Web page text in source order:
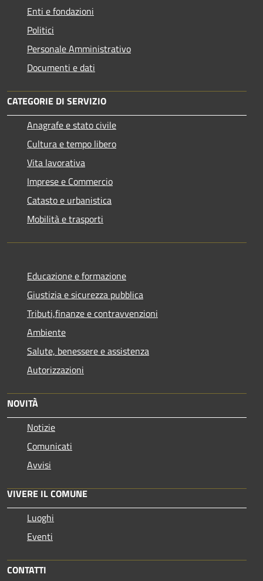
Enti e fondazioni
Politici
Personale Amministrativo
Documenti e dati
CATEGORIE DI SERVIZIO
Anagrafe e stato civile
Cultura e tempo libero
Vita lavorativa
Imprese e Commercio
Catasto e urbanistica
Mobilità e trasporti
Educazione e formazione
Giustizia e sicurezza pubblica
Tributi,finanze e contravvenzioni
Ambiente
Salute, benessere e assistenza
Autorizzazioni
NOVITÀ
Notizie
Comunicati
Avvisi
VIVERE IL COMUNE
Luoghi
Eventi
CONTATTI